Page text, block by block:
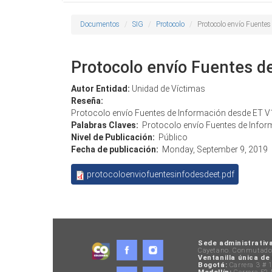
Documentos SIG Protocolo Protocolo envío
Protocolo envío Fuentes
Autor Entidad: Unidad de Víctimas
Reseña:
Protocolo envío Fuentes de Información desde ET V1
Palabras Claves: Protocolo envío Fuentes de
Nivel de Publicación: Público
Fecha de publicación: Monday, September 9, 2019
protocoloenviofuentesinfodesdeet.pdf
Sede
Cayetano.
Ventanilla única de
Bogotá: Carrera 3 #